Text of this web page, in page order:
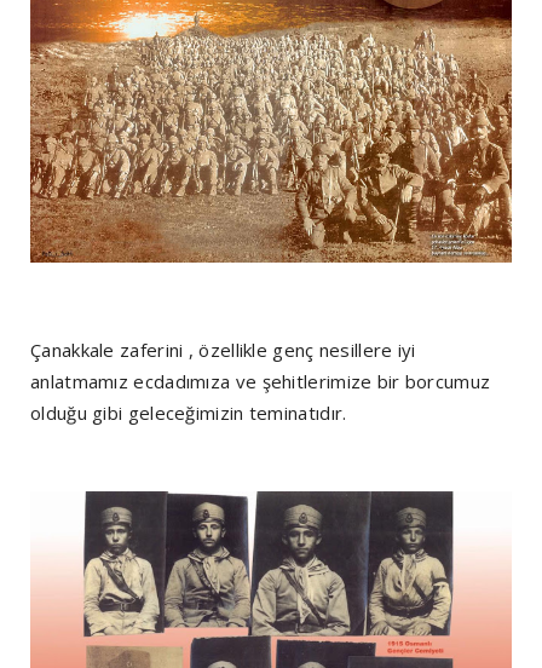
Çanakkale zaferini , özellikle genç nesillere iyi
anlatmamız ecdadımıza ve şehitlerimize bir borcumuz
olduğu gibi geleceğimizin teminatıdır.